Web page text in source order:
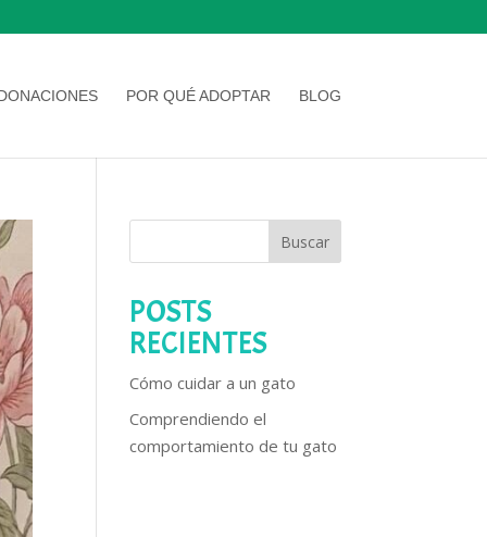
POR QUÉ ADOPTAR BLOG
Buscar
POSTS
RECIENTES
Cómo cuidar a un gato
Comprendiendo el
comportamiento de tu gato